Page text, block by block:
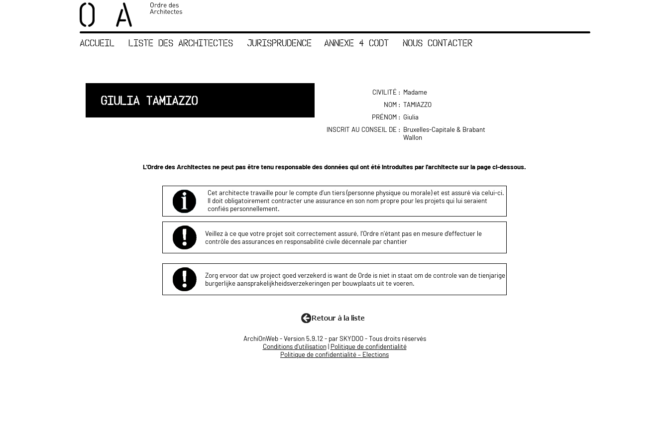
ACCUEIL LISTE DES ARCHITECTES JURISPRUDENCE ANNEXE 4 CODT NOUS CONTACTER
GIULIA TAMIAZZO
CIVILITÉ : Madame
NOM : TAMIAZZO
PRÉNOM : Giulia
INSCRIT AU CONSEIL DE : Bruxelles-Capitale & Brabant
Wallon
L'Ordre des Architectes ne peut pas être tenu responsable des données qui ont été introduites par l'architecte sur la page ci-dessous.
Cet architecte travaille pour le compte d’un tiers (personne physique ou morale) et est assuré via celui-ci.
Il doit obligatoirement contracter une assurance en son nom propre pour les projets qui lui seraient
confiés personnellement.
Veillez à ce que votre projet soit correctement assuré, l’Ordre n’étant pas en mesure d’effectuer le
contrôle des assurances en responsabilité civile décennale par chantier
Zorg ervoor dat uw project goed verzekerd is want de Orde is niet in staat om de controle van de tienjarige
burgerlijke aansprakelijkheidsverzekeringen per bouwplaats uit te voeren.
ArchiOnWeb - Version 5.9.12 - par SKYDOO - Tous droits réservés
Conditions d'utilisation| Politique de confidentialité
Politique de confidentialité – Elections